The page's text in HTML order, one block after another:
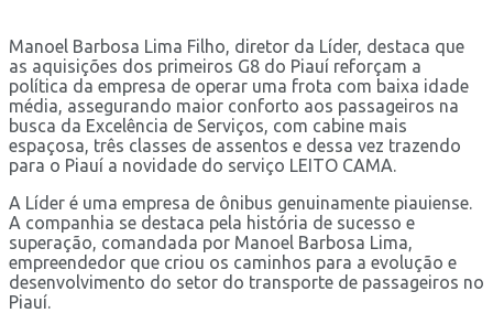
Manoel Barbosa Lima Filho, diretor da Líder, destaca que
as aquisições dos primeiros G8 do Piauí reforçam a
política da empresa de operar uma frota com baixa idade
média, assegurando maior conforto aos passageiros na
busca da Excelência de Serviços, com cabine mais
espaçosa, três classes de assentos e dessa vez trazendo
para o Piauí a novidade do serviço LEITO CAMA.
A Líder é uma empresa de ônibus genuinamente piauiense.
A companhia se destaca pela história de sucesso e
superação, comandada por Manoel Barbosa Lima,
empreendedor que criou os caminhos para a evolução e
desenvolvimento do setor do transporte de passageiros no
Piauí.